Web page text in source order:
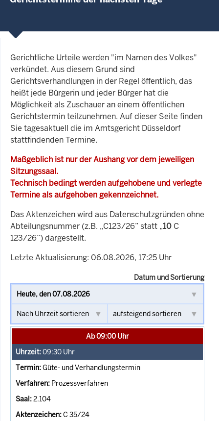
Gerichtliche Urteile werden "im Namen des Volkes"
verkündet. Aus diesem Grund sind
Gerichtsverhandlungen in der Regel öffentlich, das
heißt jede Bürgerin und jeder Bürger hat die
Möglichkeit als Zuschauer an einem öffentlichen
Gerichtstermin teilzunehmen. Auf dieser Seite finden
Sie tagesaktuell die im Amtsgericht Düsseldorf
stattfindenden Termine.
Maßgeblich ist nur der Aushang vor dem jeweiligen
Sitzungssaal.
Technisch bedingt werden aufgehobene und verlegte
Termine als aufgehoben gekennzeichnet.
Das Aktenzeichen wird aus Datenschutzgründen ohne
Abteilungsnummer (z.B. „C123/26” statt „10 C
123/26”) dargestellt.
Letzte Aktualisierung: 06.08.2026, 17:25 Uhr
Datum und Sortierung
Ab 09:00 Uhr
09:30 Uhr
Güte- und Verhandlungstermin
Prozessverfahren
2.104
C 35/24